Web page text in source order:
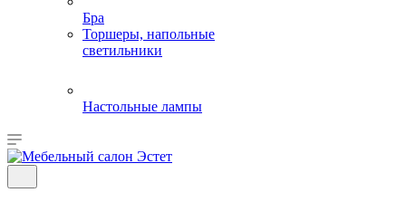
Бра
Торшеры, напольные
светильники
Настольные лампы